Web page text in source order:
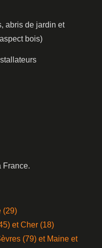
abris de jardin et
bois)
France.
(29)
et Cher (18)
(79) et Maine et